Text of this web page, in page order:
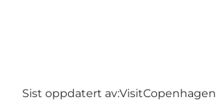
Sist oppdatert av:VisitCopenhagen